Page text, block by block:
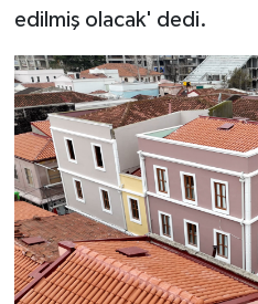
edilmiş olacak' dedi.